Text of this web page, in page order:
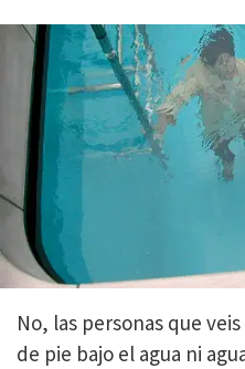
No, las personas que
de pie bajo el agua ni